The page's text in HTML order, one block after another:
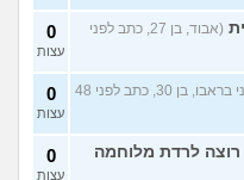
13
עצות
13
(אבוד, בן 27, כתב לפני
0
עצות
(ג'וני בראבו, בן 30, כתב לפני 48
0
עצות
רוצה לרדת מלוחמה 0
עצות